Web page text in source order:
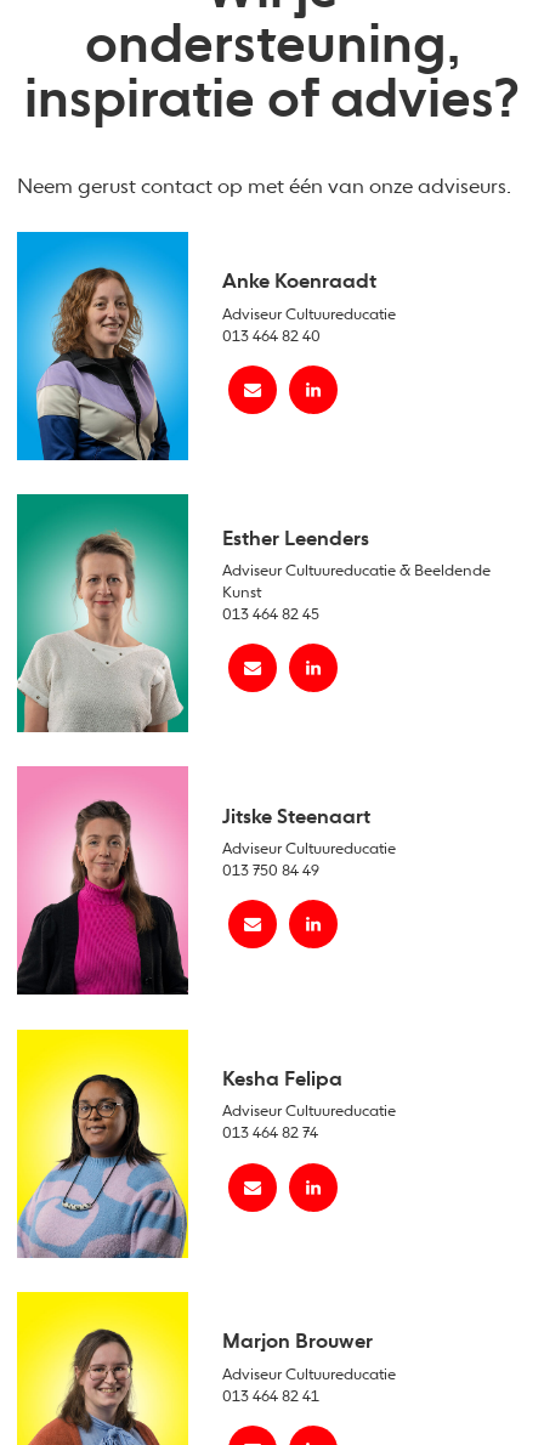
ondersteuning,
inspiratie of advies?
Neem gerust contact op met één van onze adviseurs.
Anke Koenraadt
Adviseur Cultuureducatie
013 464 82 40
Esther Leenders
Adviseur Cultuureducatie & Beeldende
Kunst
013 464 82 45
Jitske Steenaart
Adviseur Cultuureducatie
013 750 84 49
Kesha Felipa
Adviseur Cultuureducatie
013 464 82 74
Marjon Brouwer
Adviseur Cultuureducatie
013 464 82 41